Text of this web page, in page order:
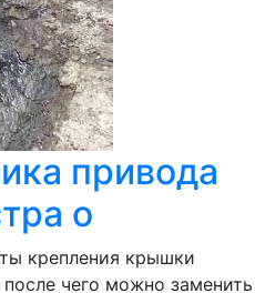
привода
о
крепления крышки
чего можно заменить